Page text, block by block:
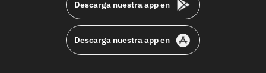
Descarga nuestra app en
Descarga nuestra app en